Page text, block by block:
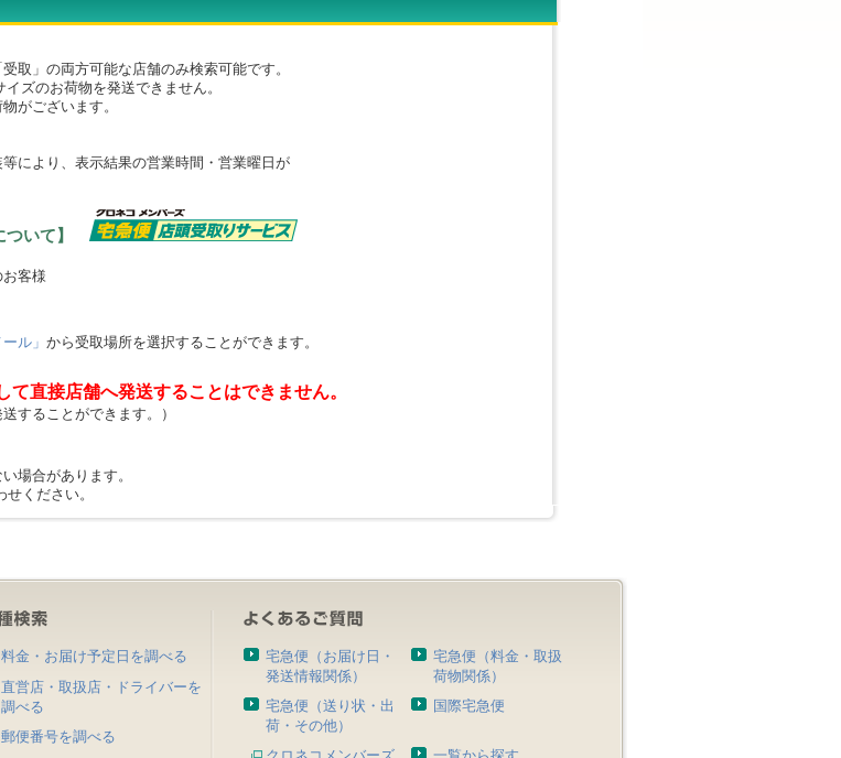
取」の両方可能な店舗のみ検索可能です。
のお荷物を発送できません。
がございます。
により、表示結果の営業時間・営業曜日が
ついて】
客様
ル」 から受取場所を選択することができます。
直接店舗へ発送することはできません。
することができます。）
場合があります。
ください。
料金・お届け予定日を調べる
直営店・取扱店・ドライバーを
調べる
郵便番号を調べる
宅急便（お届け日・
発送情報関係）
宅急便（料金・取扱
荷物関係）
宅急便（送り状・出
荷・その他）
国際宅急便